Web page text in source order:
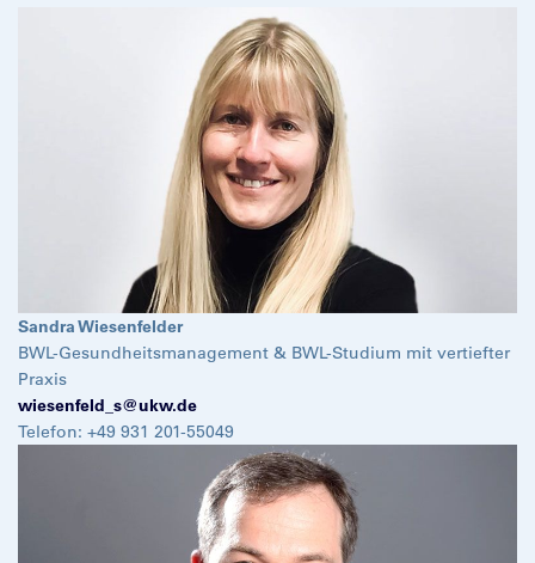
Sandra Wiesenfelder
BWL-Gesundheitsmanagement & BWL-Studium mit vertiefter
Praxis
wiesenfeld_s@ukw.de
Telefon: +49 931 201-55049